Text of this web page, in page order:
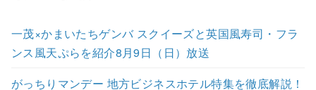
一茂×かまいたちゲンバ スクイーズと英国風寿司・フラ
ンス風天ぷらを紹介8月9日（日）放送
がっちりマンデー 地方ビジネスホテル特集を徹底解説！